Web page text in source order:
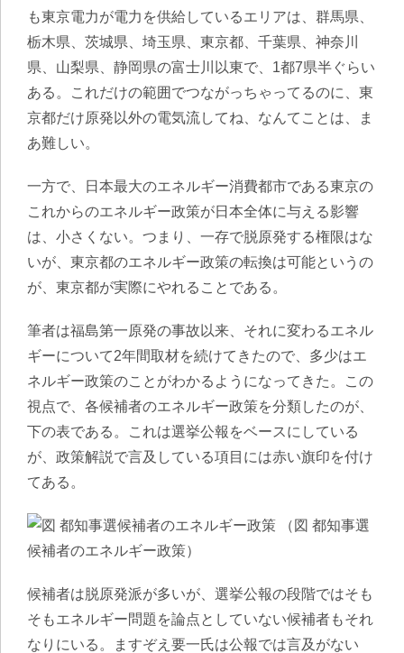
も東京電力が電力を供給しているエリアは、群馬県、
栃木県、茨城県、埼玉県、東京都、千葉県、神奈川
県、山梨県、静岡県の富士川以東で、1都7県半ぐらい
ある。これだけの範囲でつながっちゃってるのに、東
京都だけ原発以外の電気流してね、なんてことは、ま
あ難しい。
一方で、日本最大のエネルギー消費都市である東京の
これからのエネルギー政策が日本全体に与える影響
は、小さくない。つまり、一存で脱原発する権限はな
いが、東京都のエネルギー政策の転換は可能というの
が、東京都が実際にやれることである。
筆者は福島第一原発の事故以来、それに変わるエネル
ギーについて2年間取材を続けてきたので、多少はエ
ネルギー政策のことがわかるようになってきた。この
視点で、各候補者のエネルギー政策を分類したのが、
下の表である。これは選挙公報をベースにしている
が、政策解説で言及している項目には赤い旗印を付け
てある。
（図 都知事選
候補者のエネルギー政策）
候補者は脱原発派が多いが、選挙公報の段階ではそも
そもエネルギー問題を論点としていない候補者もそれ
なりにいる。ますぞえ要一氏は公報では言及がない